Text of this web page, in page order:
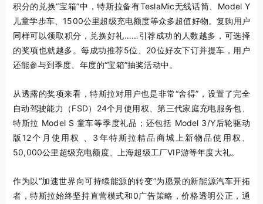
积分的兑换“宝箱”中，特斯拉备有TeslaMic无线话筒、Model Y
儿童学步车、1500公里超级充电额度等众多超值好物。复购用户
同样可以领取积分，兑换好礼……引荐成功的人数越多，可选择
的奖项也就越多。每成功推荐5位、20位好友下订并提车，用户
还能参与到季度、年度的“宝箱”抽奖活动中。
从透露的奖项来看，特斯拉对用户也是非常“舍得”，设置了完全
自动驾驶能力（FSD）24个月使用权、第三代家庭充电服务包、
特斯拉 Model S 童车等季度礼品；还包括 Model 3/Y后轮驱动
版12个月使用权 、3年特斯拉精品商城上新物品使用权、
50,000公里超级充电额度、上海超级工厂VIP游等年度大礼。
作为以“加速世界向可持续能源的转变”为愿景的新能源汽车开拓
者，特斯拉始终坚持直营模式和0广告策略，价格透明公正，通